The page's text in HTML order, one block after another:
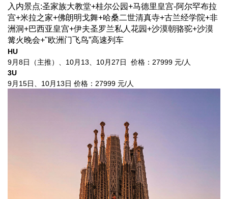
入内景点:圣家族大教堂+桂尔公园+马德里皇宫-阿尔罕布拉
宫+米拉之家+佛朗明戈舞+哈桑二世清真寺+古兰经学院+非
洲洞+巴西亚皇宫+伊夫圣罗兰私人花园+沙漠朝骆驼+沙漠
篝火晚会+"欧洲门飞鸟”高速列车
HU
9月8日（主推）、10月13、10月27日 价格：27999 元/人
3U
9月15日、10月13日 价格： 27999 元/人